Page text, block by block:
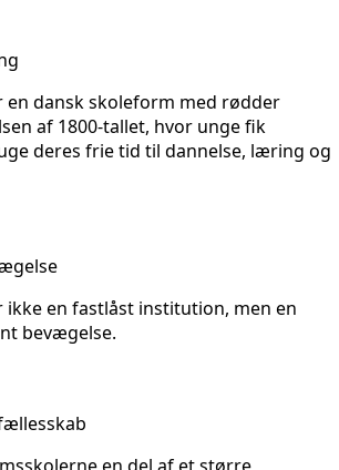
en dansk skoleform med rødder
af 1800-tallet, hvor unge fik
deres frie tid til dannelse, læring og
ikke en fastlåst institution, men en
bevægelse.